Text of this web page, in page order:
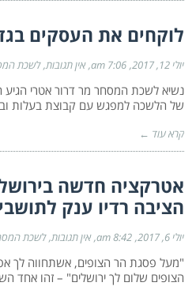
לוקחים את העסקים
יולי 12, 2017 7:06 am אין תגובות לשכת
נשיא לשכת המסחר מר דרור אטרי הגיע
של הלשכה למפגש עם קבוצת בעלות
קרא עוד ←
אטרקציה חדשה
הציבה רדיו ענק
יולי 6, 2017 8:42 am אין תגובות לשכת
"מעל פסגת הר הצופים, אשתחווה לך
הצופים שלום לך ירושלים" – זהו אחד